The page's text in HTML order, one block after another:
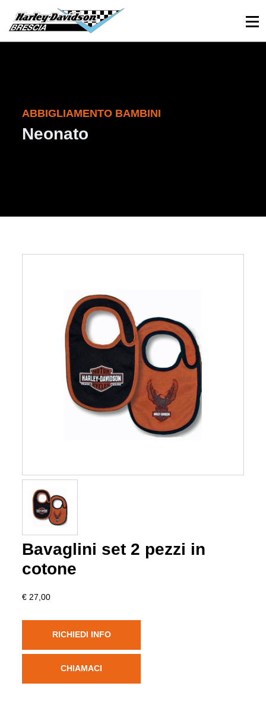
030 3366984 Viale Sant’Eufemia, 26 - Brescia
ABBIGLIAMENTO BAMBINI
Neonato
Bavaglini set 2 pezzi in
cotone
€ 27,00
RICHIEDI INFO
CHIAMACI